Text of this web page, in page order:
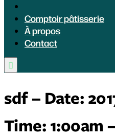
Comptoir pâtisserie
À propos
Contact

sdf – Date:
Time: 1:00am